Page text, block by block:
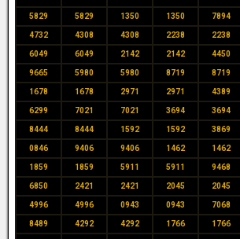
5829 5829 1350 1350 7894
4732 4308 4308 2238 2238
6049 6049 2142 2142 4450
9665 5980 5980 8719 8719
1678 1678 2971 2971 4389
6299 7021 7021 3694 3694
8444 8444 1592 1592 3869
0846 9406 9406 1462 1462
1859 1859 5911 5911 9468
6850 2421 2421 2045 2045
4996 4996 0943 0943 7068
8489 4292 4292 1766 1766